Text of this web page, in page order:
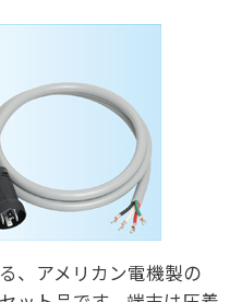
、アメリカン電機製の